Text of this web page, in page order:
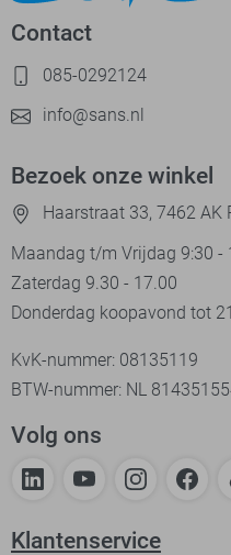
Contact
085-0292124
info@sans.nl
Bezoek onze winkel
Haarstraat 33, 7462 AK
Maandag t/m Vrijdag 9:30 -
Zaterdag 9.30 - 17.00
Donderdag koopavond tot
KvK-nummer: 08135119
BTW-nummer: NL
Volg ons
Klantenservice